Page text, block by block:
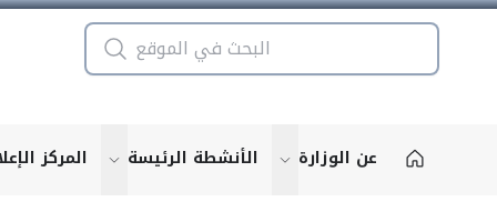
عن الوزارة show submenu for "More"
الأنشطة الرئيسة for "More"
المركز